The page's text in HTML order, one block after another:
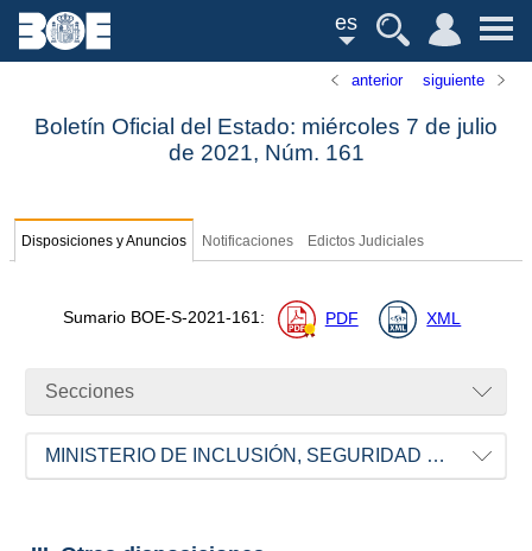
es
anterior siguiente
Boletín Oficial del Estado: miércoles 7 de julio
de 2021, Núm. 161
Disposiciones y Anuncios Notificaciones Edictos Judiciales
Sumario BOE-S-2021-161: PDF XML
Secciones
MINISTERIO DE INCLUSIÓN, SEGURIDAD SOCIAL Y MIGRACIONES